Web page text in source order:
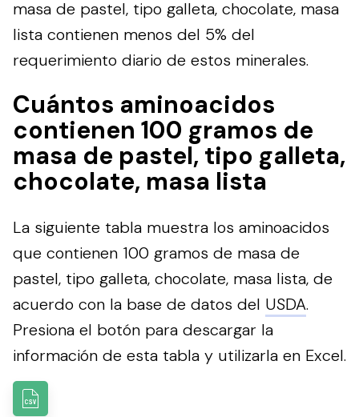
masa de pastel, tipo galleta, chocolate, masa
lista contienen menos del 5% del
requerimiento diario de estos minerales.
Cuántos aminoacidos
contienen 100 gramos de
masa de pastel, tipo galleta,
chocolate, masa lista
La siguiente tabla muestra los aminoacidos
que contienen 100 gramos de masa de
pastel, tipo galleta, chocolate, masa lista, de
acuerdo con la base de datos del USDA.
Presiona el botón para descargar la
información de esta tabla y utilizarla en Excel.